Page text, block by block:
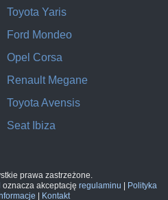
Toyota Yaris
Ford Mondeo
Opel Corsa
Renault Megane
Toyota Avensis
Seat Ibiza
prawa zastrzeżone.
oznacza akceptację regulaminu
Polityka
Kontakt